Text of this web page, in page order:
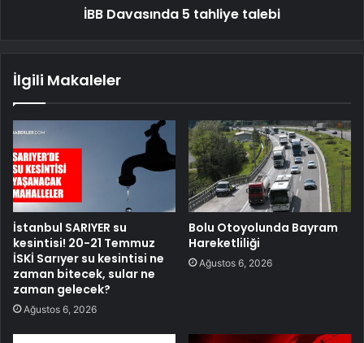
İBB Davasında 5 tahliye talebi
İlgili Makaleler
İstanbul SARIYER su
kesintisi! 20-21 Temmuz
İSKİ Sarıyer su kesintisi ne
zaman bitecek, sular ne
zaman gelecek?
Ağustos 6, 2026
Bolu Otoyolunda Bayram
Hareketliliği
Ağustos 6, 2026